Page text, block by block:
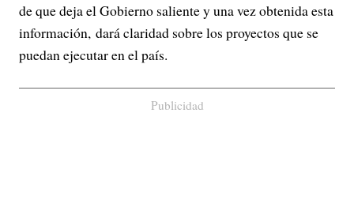
de que deja el Gobierno saliente y una vez obtenida esta
información, dará claridad sobre los proyectos que se
puedan ejecutar en el país.
Publicidad